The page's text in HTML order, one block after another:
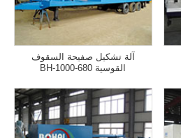
آلة تشكيل صفيحة السقوف
القوسية BH-1000-680